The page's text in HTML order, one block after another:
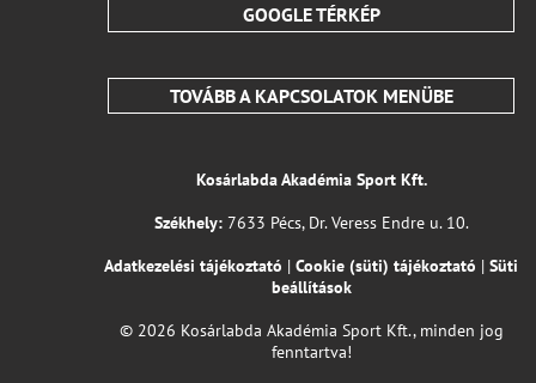
GOOGLE TÉRKÉP
TOVÁBB A KAPCSOLATOK MENÜBE
Kosárlabda Akadémia Sport Kft.
Székhely:7633 Pécs, Dr. Veress Endre u. 10.
Adatkezelési tájékoztató | Cookie (süti) tájékoztató | Süti
beállítások
© 2026 Kosárlabda Akadémia Sport Kft., minden jog
fenntartva!